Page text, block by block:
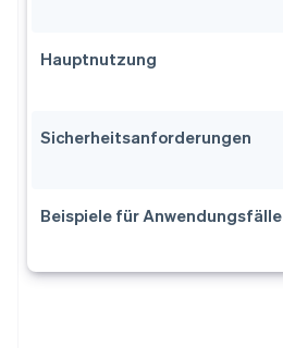
Hauptnutzung
Sicherheitsanforderungen
Beispiele für Anwendungsfälle